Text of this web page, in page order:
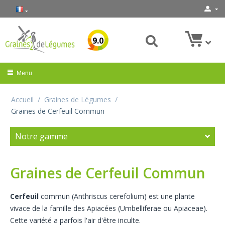
9.0
Menu
Accueil / Graines de Légumes /
Graines de Cerfeuil Commun
Notre gamme
Graines de Cerfeuil Commun
Cerfeuil commun (Anthriscus cerefolium) est une plante
vivace de la famille des Apiacées (Umbelliferae ou Apiaceae).
Cette variété a parfois l'air d'être inculte.